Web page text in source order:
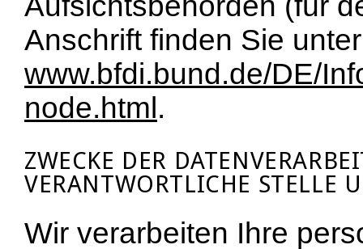
Anschrift finden Sie
www.bfdi.bund.de/DE/
node.html .
ZWECKE DER
VERANTWORTLICHE STELLE
Wir verarbeiten Ihre